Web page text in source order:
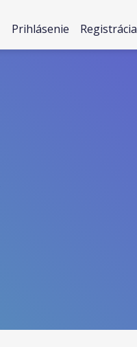
Prihlásenie Registrácia